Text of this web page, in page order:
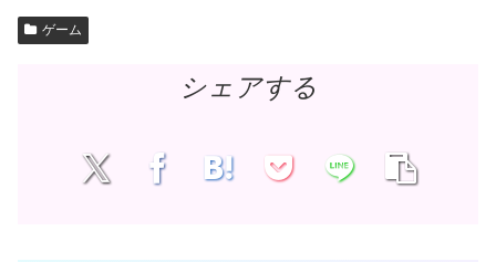
ゲーム
シェアする